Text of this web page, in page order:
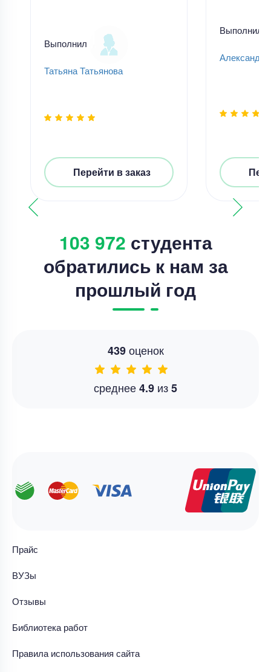
Выполнил
Татьяна Татьянова
Перейти в заказ
Выполнил
Александр
103 972 студента
обратились к нам за
прошлый год
439оценок
среднее4.9 из5
Прайс
ВУЗы
Отзывы
Библиотека работ
Правила использования сайта